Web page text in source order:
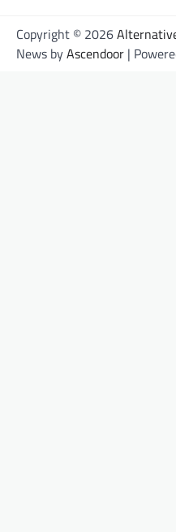
Copyright © 2026
News byAscendoor |